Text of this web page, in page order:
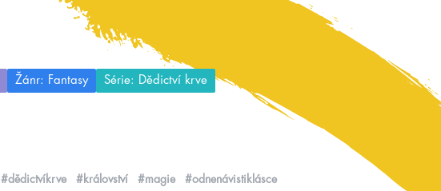
Žánr: Fantasy Série: Dědictví krve
#dědictvíkrve #království #magie
#odnenávistiklásce